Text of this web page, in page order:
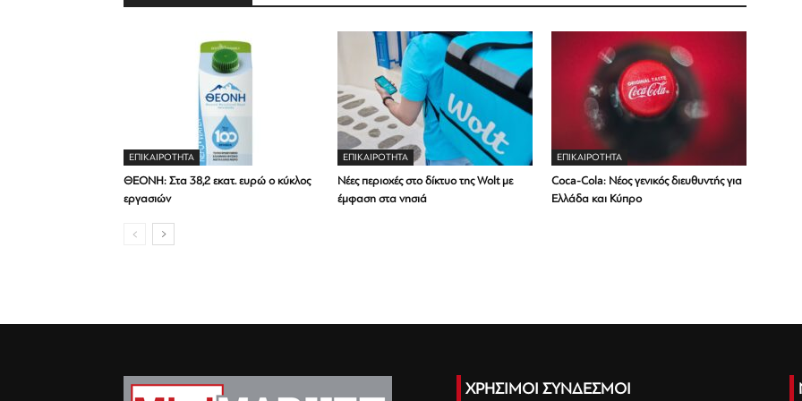
ΕΠΙΚΑΙΡΟΤΗΤΑ
ΘΕΟΝΗ: Στα 38,2 εκατ. ευρώ ο κύκλος
εργασιών
ΕΠΙΚΑΙΡΟΤΗΤΑ
Νέες περιοχές στο δίκτυο της Wolt με
έμφαση στα νησιά
ΕΠΙΚΑΙΡΟΤΗΤΑ
Coca-Cola: Νέος γενικός διευθυντής για
Ελλάδα και Κύπρο
ΧΡΗΣΙΜΟΙ ΣΥΝΔΕΣΜΟΙ